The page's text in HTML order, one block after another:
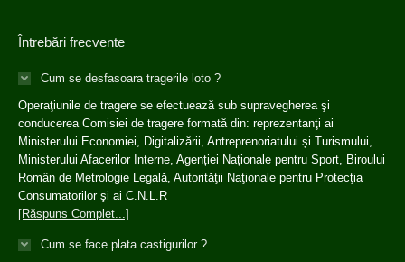
Întrebări frecvente
Cum se desfasoara tragerile loto ?
Operaţiunile de tragere se efectuează sub supravegherea şi
conducerea Comisiei de tragere formată din: reprezentanţi ai
Ministerului Economiei, Digitalizării, Antreprenoriatului și Turismului,
Ministerului Afacerilor Interne, Agenției Naționale pentru Sport, Biroului
Român de Metrologie Legală, Autorităţii Naţionale pentru Protecţia
Consumatorilor şi ai C.N.L.R
[Răspuns Complet...]
Cum se face plata castigurilor ?